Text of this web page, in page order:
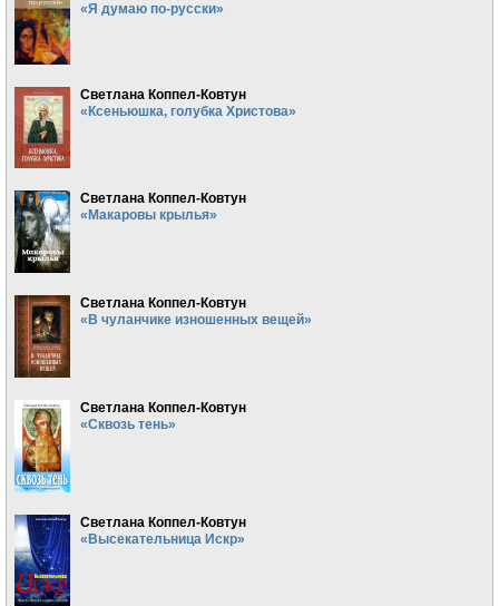
«Я думаю по-русски»
Светлана Коппел-Ковтун
«Ксеньюшка, голубка Христова»
Светлана Коппел-Ковтун
«Макаровы крылья»
Светлана Коппел-Ковтун
«В чуланчике изношенных вещей»
Светлана Коппел-Ковтун
«Сквозь тень»
Светлана Коппел-Ковтун
«Высекательница Искр»